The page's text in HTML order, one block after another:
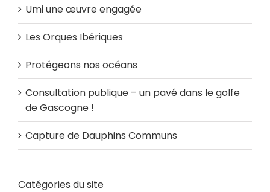
Umi une œuvre engagée
Les Orques Ibériques
Protégeons nos océans
Consultation publique – un pavé dans le golfe
de Gascogne !
Capture de Dauphins Communs
Catégories du site